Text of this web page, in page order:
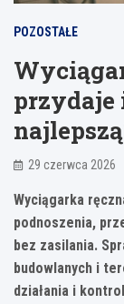
POZOSTAŁE
29 czerwca 2026
Wyciągarka
podnoszenia,
bez zasilania.
budowlanych i
działania i